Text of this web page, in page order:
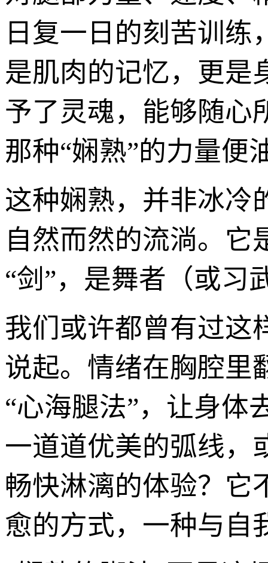
日复一日的刻苦训
是肌肉的记忆，更是
予了灵魂，能够随心
那种“娴熟”的力量便
这种娴熟，并非冰冷
自然而然的流淌。它
“剑”，是舞者（或习
我们或许都曾有过这
说起。情绪在胸腔里
“心海腿法”，让身体
一道道优美的弧线，
畅快淋漓的体验？它
愈的方式，一种与自